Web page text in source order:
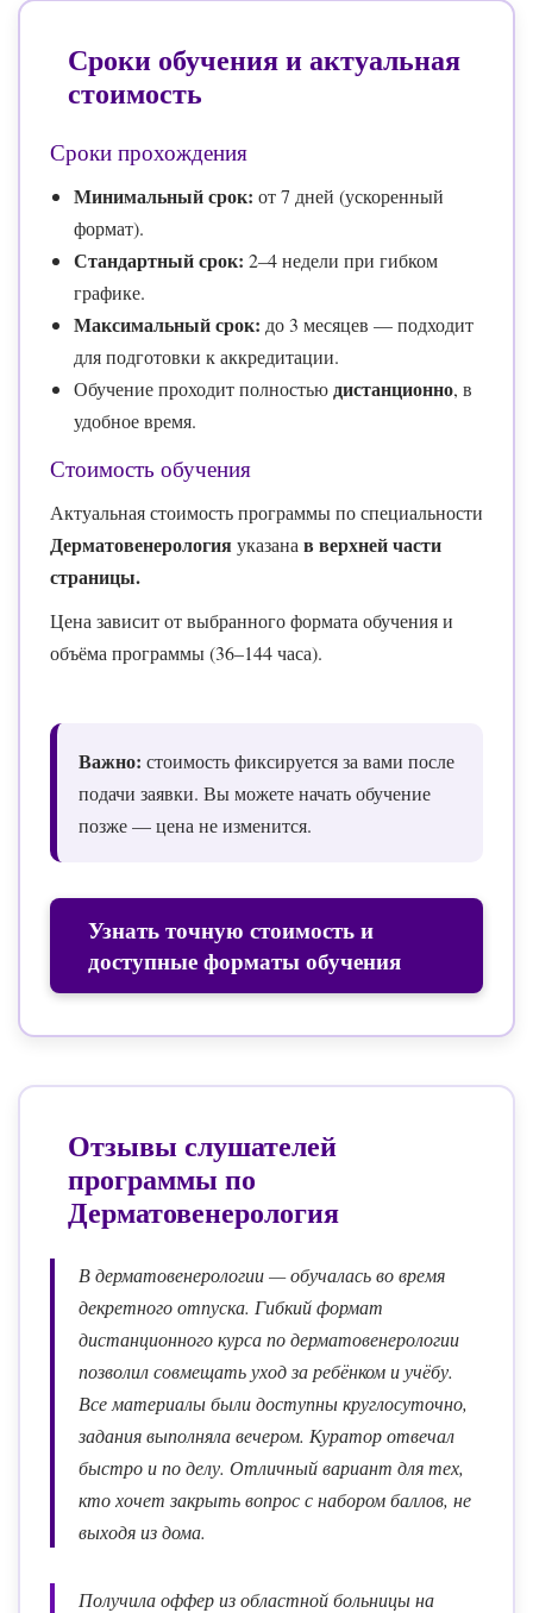
Сроки обучения и актуальная
стоимость
Сроки прохождения
Минимальный срок: от 7 дней (ускоренный
формат).
Стандартный срок: 2–4 недели при гибком
графике.
Максимальный срок: до 3 месяцев — подходит
для подготовки к аккредитации.
Обучение проходит полностьюдистанционно, в
удобное время.
Стоимость обучения
Актуальная стоимость программы по специальности
Дерматовенерологияуказана в верхней части
страницы.
Цена зависит от выбранного формата обучения и
объёма программы (36–144 часа).
Важно: стоимость фиксируется за вами после
подачи заявки. Вы можете начать обучение
позже — цена не изменится.
Узнать точную стоимость и
доступные форматы обучения
Отзывы слушателей
программы по
Дерматовенерология
В дерматовенерологии — обучалась во время
декретного отпуска. Гибкий формат
дистанционного курса по дерматовенерологии
позволил совмещать уход за ребёнком и учёбу.
Все материалы были доступны круглосуточно,
задания выполняла вечером. Куратор отвечал
быстро и по делу. Отличный вариант для тех,
кто хочет закрыть вопрос с набором баллов, не
выходя из дома.
Получила оффер из областной больницы на